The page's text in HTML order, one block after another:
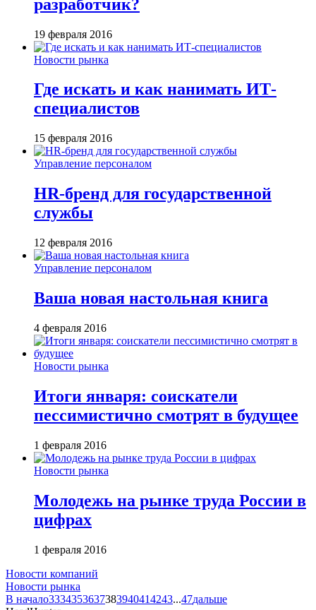
разработчик?
19 февраля 2016
Новости рынка
Где искать и как нанимать ИТ-
специалистов
15 февраля 2016
Управление персоналом
HR-бренд для государственной
службы
12 февраля 2016
Управление персоналом
Ваша новая настольная книга
4 февраля 2016
Новости рынка
Итоги января: соискатели
пессимистично смотрят в будущее
1 февраля 2016
Новости рынка
Молодежь на рынке труда России в
цифрах
1 февраля 2016
Новости компаний
Новости рынка
В начало3334353637383940414243...47дальше